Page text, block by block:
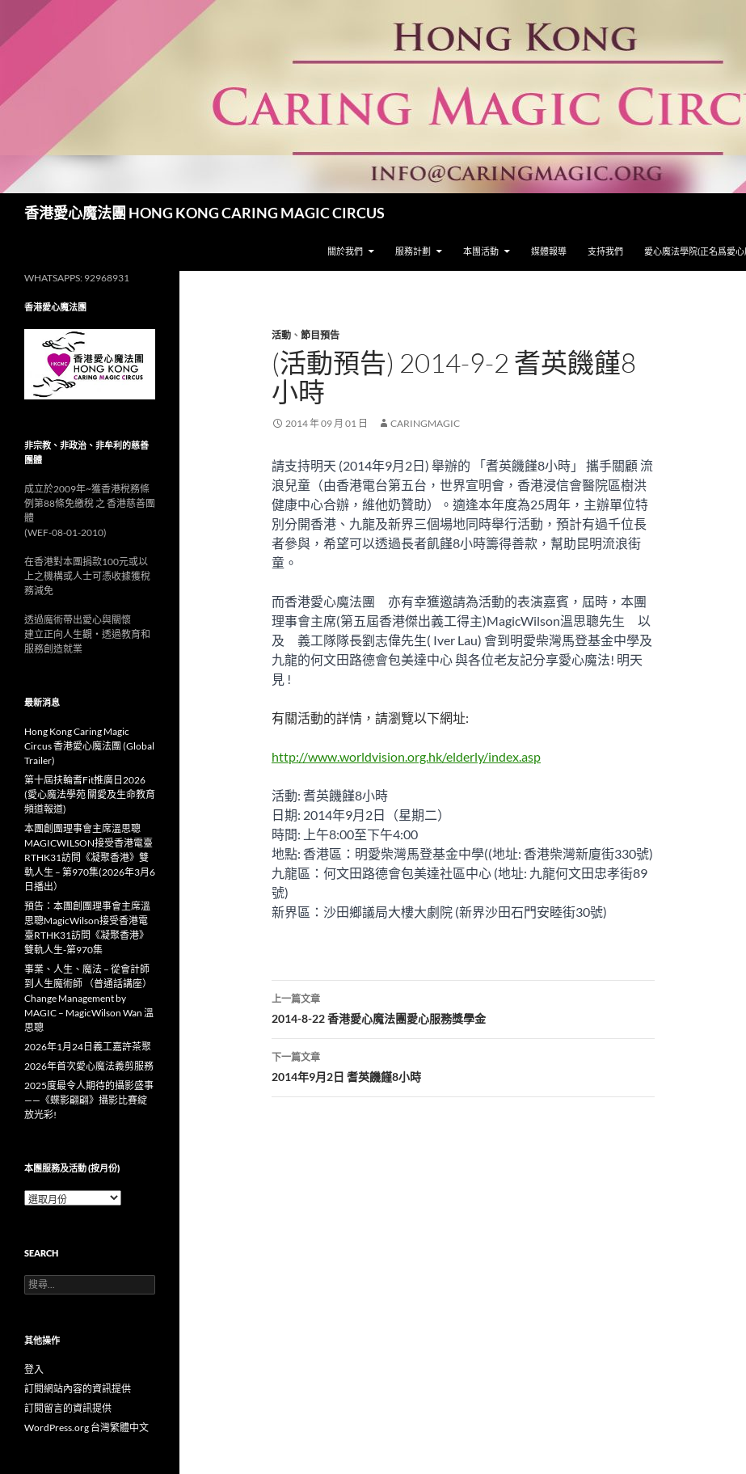
主
容
香港愛心魔法團 HONG KONG CARING MAGIC CIRCUS
關於我們 服務計劃 本團活動 媒體報導 支持我們 愛心魔法學院(正名爲愛
活動 、 節目預告
(活動預告) 2014-9-2 耆英饑饉8
小時
2014 年 09 月 01 日 CARINGMAGIC
請支持明天 (2014年9月2日) 舉辦的 「耆英饑饉8小時」 攜手關顧 流
浪兒童（由香港電台第五台，世界宣明會，香港浸信會醫院區樹洪
健康中心合辦，維他奶贊助）。適逢本年度為25周年，主辦單位特
別分開香港、九龍及新界三個場地同時舉行活動，預計有過千位長
者參與，希望可以透過長者飢饉8小時籌得善款，幫助昆明流浪街
童。
而香港愛心魔法團 亦有幸獲邀請為活動的表演嘉賓，屆時，本團
理事會主席(第五屆香港傑出義工得主)MagicWilson溫思聰先生 以
及 義工隊隊長劉志偉先生( Iver Lau) 會到明愛柴灣馬登基金中學及
九龍的何文田路德會包美達中心 與各位老友記分享愛心魔法! 明天
見 !
有關活動的詳情，請瀏覽以下網址:
http://www.worldvision.org.hk/elderly/index.asp
活動: 耆英饑饉8小時
日期: 2014年9月2日（星期二）
時間: 上午8:00至下午4:00
地點: 香港區：明愛柴灣馬登基金中學((地址: 香港柴灣新廈街330號)
九龍區：何文田路德會包美達社區中心 (地址: 九龍何文田忠孝街89
號)
新界區：沙田鄉議局大樓大劇院 (新界沙田石門安睦街30號)
文
章
導
覽
上一篇文章
2014-8-22 香港愛心魔法團愛心服務獎學金
下一篇文章
2014年9月2日 耆英饑饉8小時
WHATSAPPS: 92968931
香港愛心魔法團
非宗教、非政治、非牟利的慈善
團體
成立於2009年~獲香港稅務條
例第88條免繳稅 之 香港慈善團
體
(WEF-08-01-2010)
在香港對本團捐款100元或以
上之機構或人士可憑收據獲稅
務減免
透過魔術帶出愛心與關懷
建立正向人生觀‧透過教育和
服務創造就業
最新消息
Hong Kong Caring Magic
Circus 香港愛心魔法團 (Global
Trailer)
第十屆扶輪耆Fit推廣日2026
(愛心魔法學苑 關愛及生命教育
頻道報道)
本團創團理事會主席溫思聰
MAGICWILSON接受香港電臺
RTHK31訪問《凝聚香港》雙
軌人生 – 第970集(2026年3月6
日播出）
預告：本團創團理事會主席溫
思聰MagicWilson接受香港電
臺RTHK31訪問《凝聚香港》
雙軌人生-第970集
事業、人生、魔法 – 從會計師
到人生魔術師 （普通話講座）
Change Management by
MAGIC – MagicWilson Wan 溫
思聰
2026年1月24日義工嘉許茶聚
2026年首次愛心魔法義剪服務
2025度最令人期待的攝影盛事
——《蝶影翩翩》攝影比賽綻
放光彩!
本團服務及活動 (按月份)
本
及
動
(按
SEARCH
搜
尋
字:
其他操作
登入
訂閱網站內容的資訊提供
訂閱留言的資訊提供
WordPress.org 台灣繁體中文